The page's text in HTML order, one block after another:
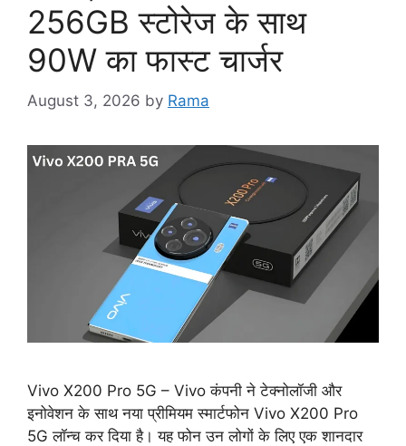
256GB स्टोरेज के साथ
90W का फास्ट चार्जर
August 3, 2026 by Rama
Vivo X200 Pro 5G – Vivo कंपनी ने टेक्नोलॉजी और
इनोवेशन के साथ नया प्रीमियम स्मार्टफोन Vivo X200 Pro
5G लॉन्च कर दिया है। यह फोन उन लोगों के लिए एक शानदार